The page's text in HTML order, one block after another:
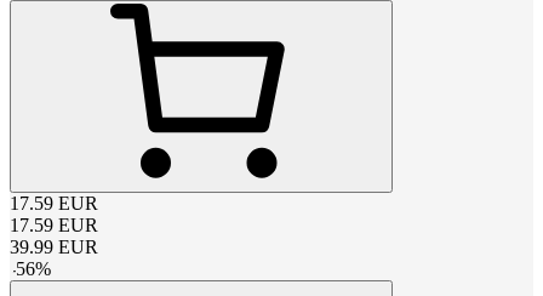
17.59 EUR
17.59 EUR
39.99 EUR
-56%